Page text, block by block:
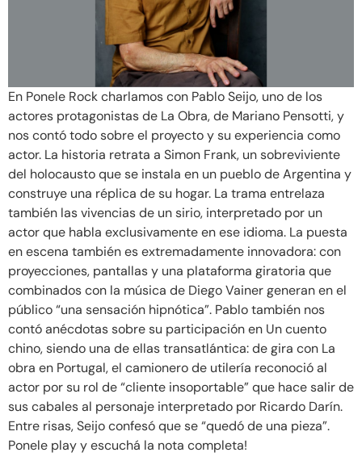
En Ponele Rock charlamos con Pablo Seijo, uno de los
actores protagonistas de La Obra, de Mariano Pensotti, y
nos contó todo sobre el proyecto y su experiencia como
actor. La historia retrata a Simon Frank, un sobreviviente
del holocausto que se instala en un pueblo de Argentina y
construye una réplica de su hogar. La trama entrelaza
también las vivencias de un sirio, interpretado por un
actor que habla exclusivamente en ese idioma. La puesta
en escena también es extremadamente innovadora: con
proyecciones, pantallas y una plataforma giratoria que
combinados con la música de Diego Vainer generan en el
público “una sensación hipnótica”. Pablo también nos
contó anécdotas sobre su participación en Un cuento
chino, siendo una de ellas transatlántica: de gira con La
obra en Portugal, el camionero de utilería reconoció al
actor por su rol de “cliente insoportable” que hace salir de
sus cabales al personaje interpretado por Ricardo Darín.
Entre risas, Seijo confesó que se “quedó de una pieza”.
Ponele play y escuchá la nota completa!